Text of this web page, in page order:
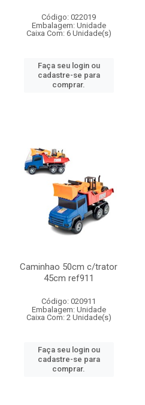
Código: 022019
Embalagem: Unidade
Caixa Com: 6 Unidade(s)
Faça seu login ou
cadastre-se para
comprar.
Caminhao 50cm c/trator
45cm ref911
Código: 020911
Embalagem: Unidade
Caixa Com: 2 Unidade(s)
Faça seu login ou
cadastre-se para
comprar.